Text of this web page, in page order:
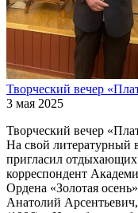
Творческий вечер
3 мая 2025
Творческий вечер
На свой литературный
пригласил
корреспондент
Ордена «Золотая
Анатолий